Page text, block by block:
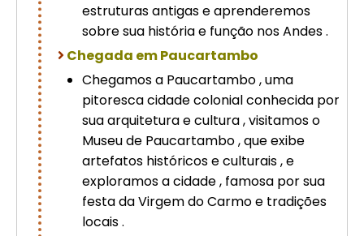
estruturas antigas e aprenderemos
sobre sua história e função nos Andes .
Chegada em Paucartambo
Chegamos a Paucartambo , uma
pitoresca cidade colonial conhecida por
sua arquitetura e cultura , visitamos o
Museu de Paucartambo , que exibe
artefatos históricos e culturais , e
exploramos a cidade , famosa por sua
festa da Virgem do Carmo e tradições
locais .